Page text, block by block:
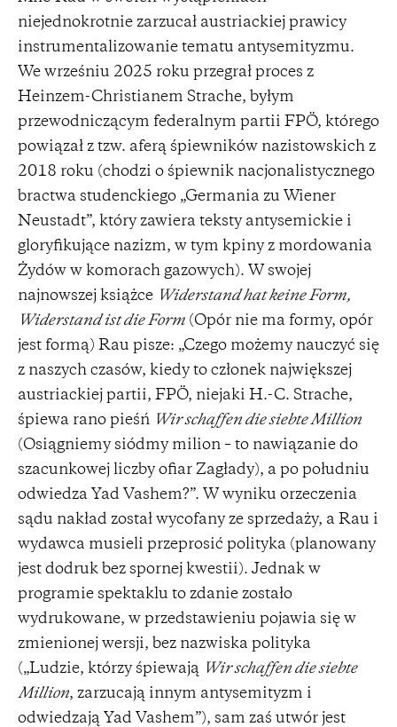
niejednokrotnie zarzucał austriackiej prawicy
instrumentalizowanie tematu antysemityzmu.
We wrześniu 2025 roku przegrał proces z
Heinzem-Christianem Strache, byłym
przewodniczącym federalnym partii FPÖ, którego
powiązał z tzw. aferą śpiewników nazistowskich z
2018 roku (chodzi o śpiewnik nacjonalistycznego
bractwa studenckiego „Germania zu Wiener
Neustadt”, który zawiera teksty antysemickie i
gloryfikujące nazizm, w tym kpiny z mordowania
Żydów w komorach gazowych). W swojej
najnowszej książce Widerstand hat keine Form,
Widerstand ist die Form (Opór nie ma formy, opór
jest formą) Rau pisze: „Czego możemy nauczyć się
z naszych czasów, kiedy to członek największej
austriackiej partii, FPÖ, niejaki H.-C. Strache,
śpiewa rano pieśń Wir schaffen die siebte Million
(Osiągniemy siódmy milion – to nawiązanie do
szacunkowej liczby ofiar Zagłady), a po południu
odwiedza Yad Vashem?”. W wyniku orzeczenia
sądu nakład został wycofany ze sprzedaży, a Rau i
wydawca musieli przeprosić polityka (planowany
jest dodruk bez spornej kwestii). Jednak w
programie spektaklu to zdanie zostało
wydrukowane, w przedstawieniu pojawia się w
zmienionej wersji, bez nazwiska polityka
(„Ludzie, którzy śpiewają Wir schaffen die siebte
Million, zarzucają innym antysemityzm i
odwiedzają Yad Vashem”), sam zaś utwór jest